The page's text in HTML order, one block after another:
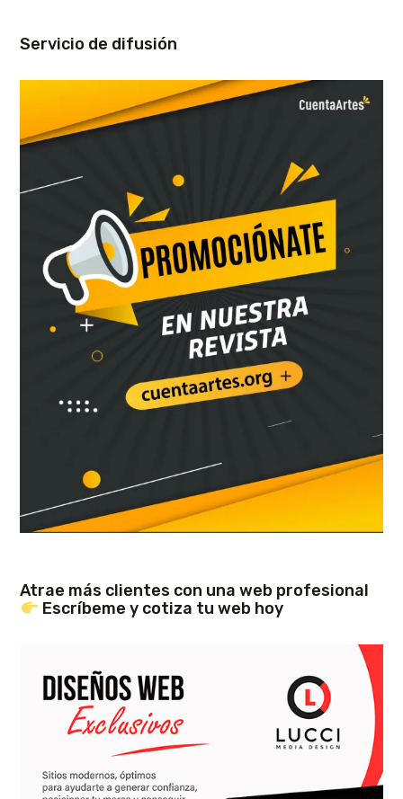
Servicio de difusión
Atrae más clientes con una web profesional
Escríbeme y cotiza tu web hoy